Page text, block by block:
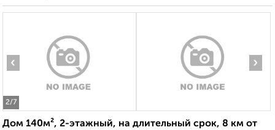
2/7
‹ ›
Дом 140м², 2-этажный, на длительный срок, 8 км от